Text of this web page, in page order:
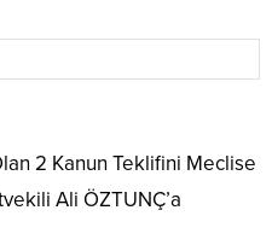
2 Kanun Teklifini Meclise
Ali ÖZTUNÇ’a